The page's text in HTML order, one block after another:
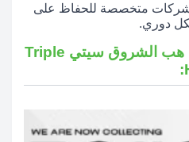
شركات متخصصة للحفاظ على
دوري.
مميزات مول تريبل هب الشروق سيتي Triple